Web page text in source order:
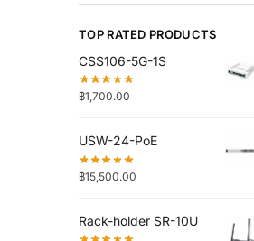
TOP RATED PRODUCTS
CSS106-5G-1S
฿1,700.00
USW-24-PoE
฿15,500.00
Rack-holder SR-10U